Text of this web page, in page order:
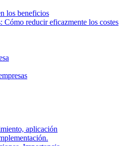
los beneficios
Cómo reducir eficazmente los costes
aplicación